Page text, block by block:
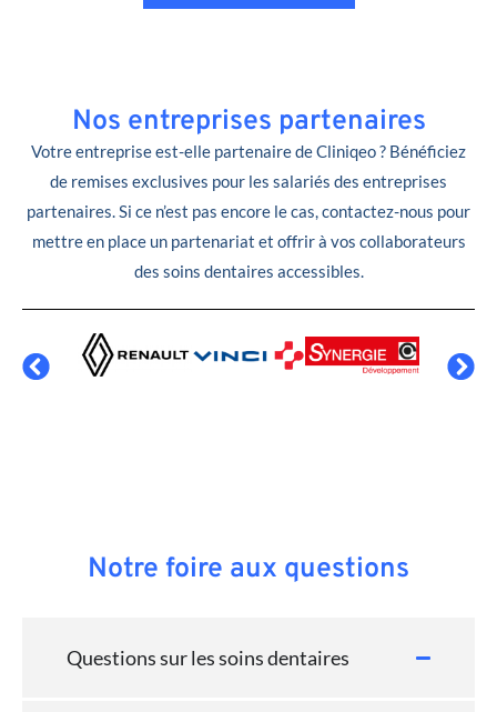
Nos entreprises partenaires
Votre entreprise est-elle partenaire de Cliniqeo ? Bénéficiez
de remises exclusives pour les salariés des entreprises
partenaires. Si ce n’est pas encore le cas, contactez-nous pour
mettre en place un partenariat et offrir à vos collaborateurs
des soins dentaires accessibles.
Notre foire aux questions
Questions sur les soins dentaires